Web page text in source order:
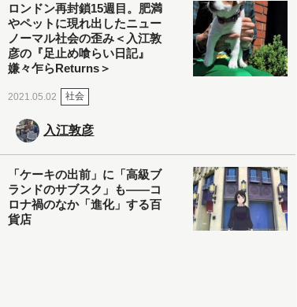
ロンドン再封鎖15週目。肥満
やペットに現れ出したニュー
ノーマル社会の歪み＜入江敦
彦の『足止め喰らい日記』
嫌々乍らReturns＞
2021.05.02 社会
入江敦彦
「ケーキの出前」に「高級ブ
ランドのサブスク」も――コ
ロナ禍のなか「進化」する百
貨店